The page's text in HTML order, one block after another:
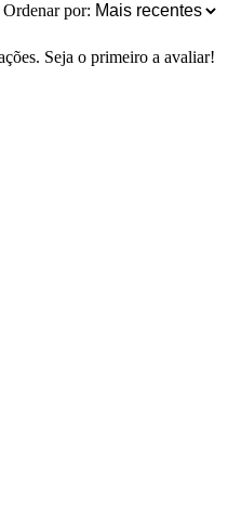
Ordenar por:
Seja o primeiro a avaliar!